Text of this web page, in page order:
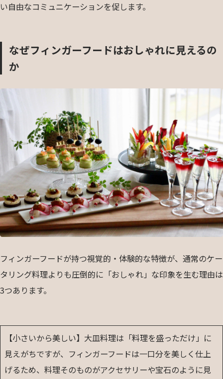
い自由なコミュニケーションを促します。
なぜフィンガーフードはおしゃれに見えるの
か
フィンガーフードが持つ視覚的・体験的な特徴が、通常のケー
タリング料理よりも圧倒的に「おしゃれ」な印象を生む理由は
3つあります。
【小さいから美しい】大皿料理は「料理を盛っただけ」に
見えがちですが、フィンガーフードは一口分を美しく仕上
げるため、料理そのものがアクセサリーや宝石のように見